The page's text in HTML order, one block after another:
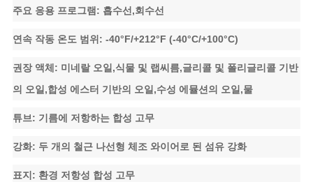
소
식
주요 응용 프로그램: 흡수선,회수선
연속 작동 온도 범위: -40°F/+212°F (-40°C/+100°C)
권장 액체: 미네랄 오일,식물 및 랩씨름,글리콜 및 폴리글리콜 기반
의 오일,합성 에스터 기반의 오일,수성 에뮬션의 오일,물
튜브: 기름에 저항하는 합성 고무
강화: 두 개의 철근 나선형 체조 와이어로 된 섬유 강화
표지: 환경 저항성 합성 고무